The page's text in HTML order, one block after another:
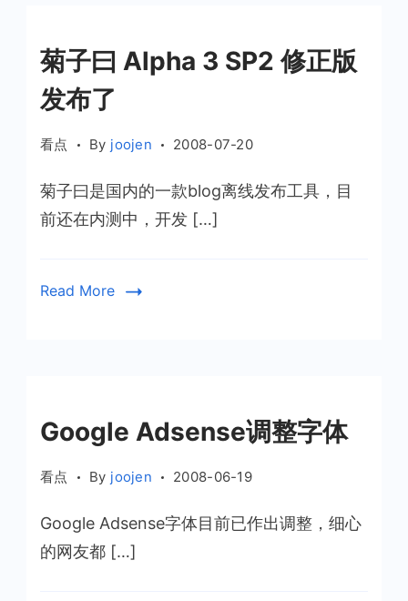
菊子曰 Alpha 3 SP2 修正版
发布了
看点 By joojen 2008-07-20
菊子曰是国内的一款blog离线发布工具，目
前还在内测中，开发 […]
Read More
Google Adsense调整字体
看点 By joojen 2008-06-19
Google Adsense字体目前已作出调整，细心
的网友都 […]